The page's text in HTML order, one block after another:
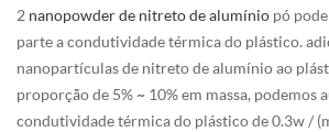
2 nanopowder de nitreto de alumínio pó
parte a condutividade térmica do plástico.
nanopartículas de nitreto de alumínio ao
proporção de 5% ~ 10% em massa, podemos
condutividade térmica do plástico de 0.3w /